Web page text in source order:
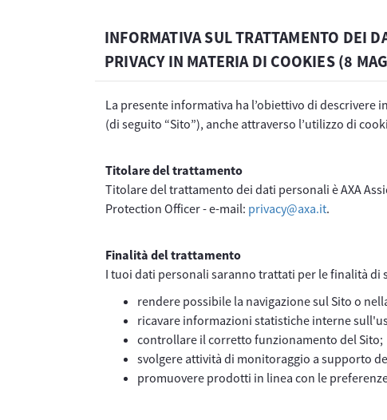
INFORMATIVA SUL TRATTAMENTO DEI
PRIVACY IN MATERIA DI COOKIES (8
La presente informativa ha l’obiettivo di descrivere
(di seguito “Sito”), anche attraverso l’utilizzo di
Titolare del trattamento
Titolare del trattamento dei dati personali è AXA
Protection Officer - e-mail: privacy@axa.it.
Finalità del trattamento
I tuoi dati personali saranno trattati per le finalità di
rendere possibile la navigazione sul Sito o
ricavare informazioni statistiche interne
controllare il corretto funzionamento del Sito;
svolgere attività di monitoraggio a supporto
promuovere prodotti in linea con le